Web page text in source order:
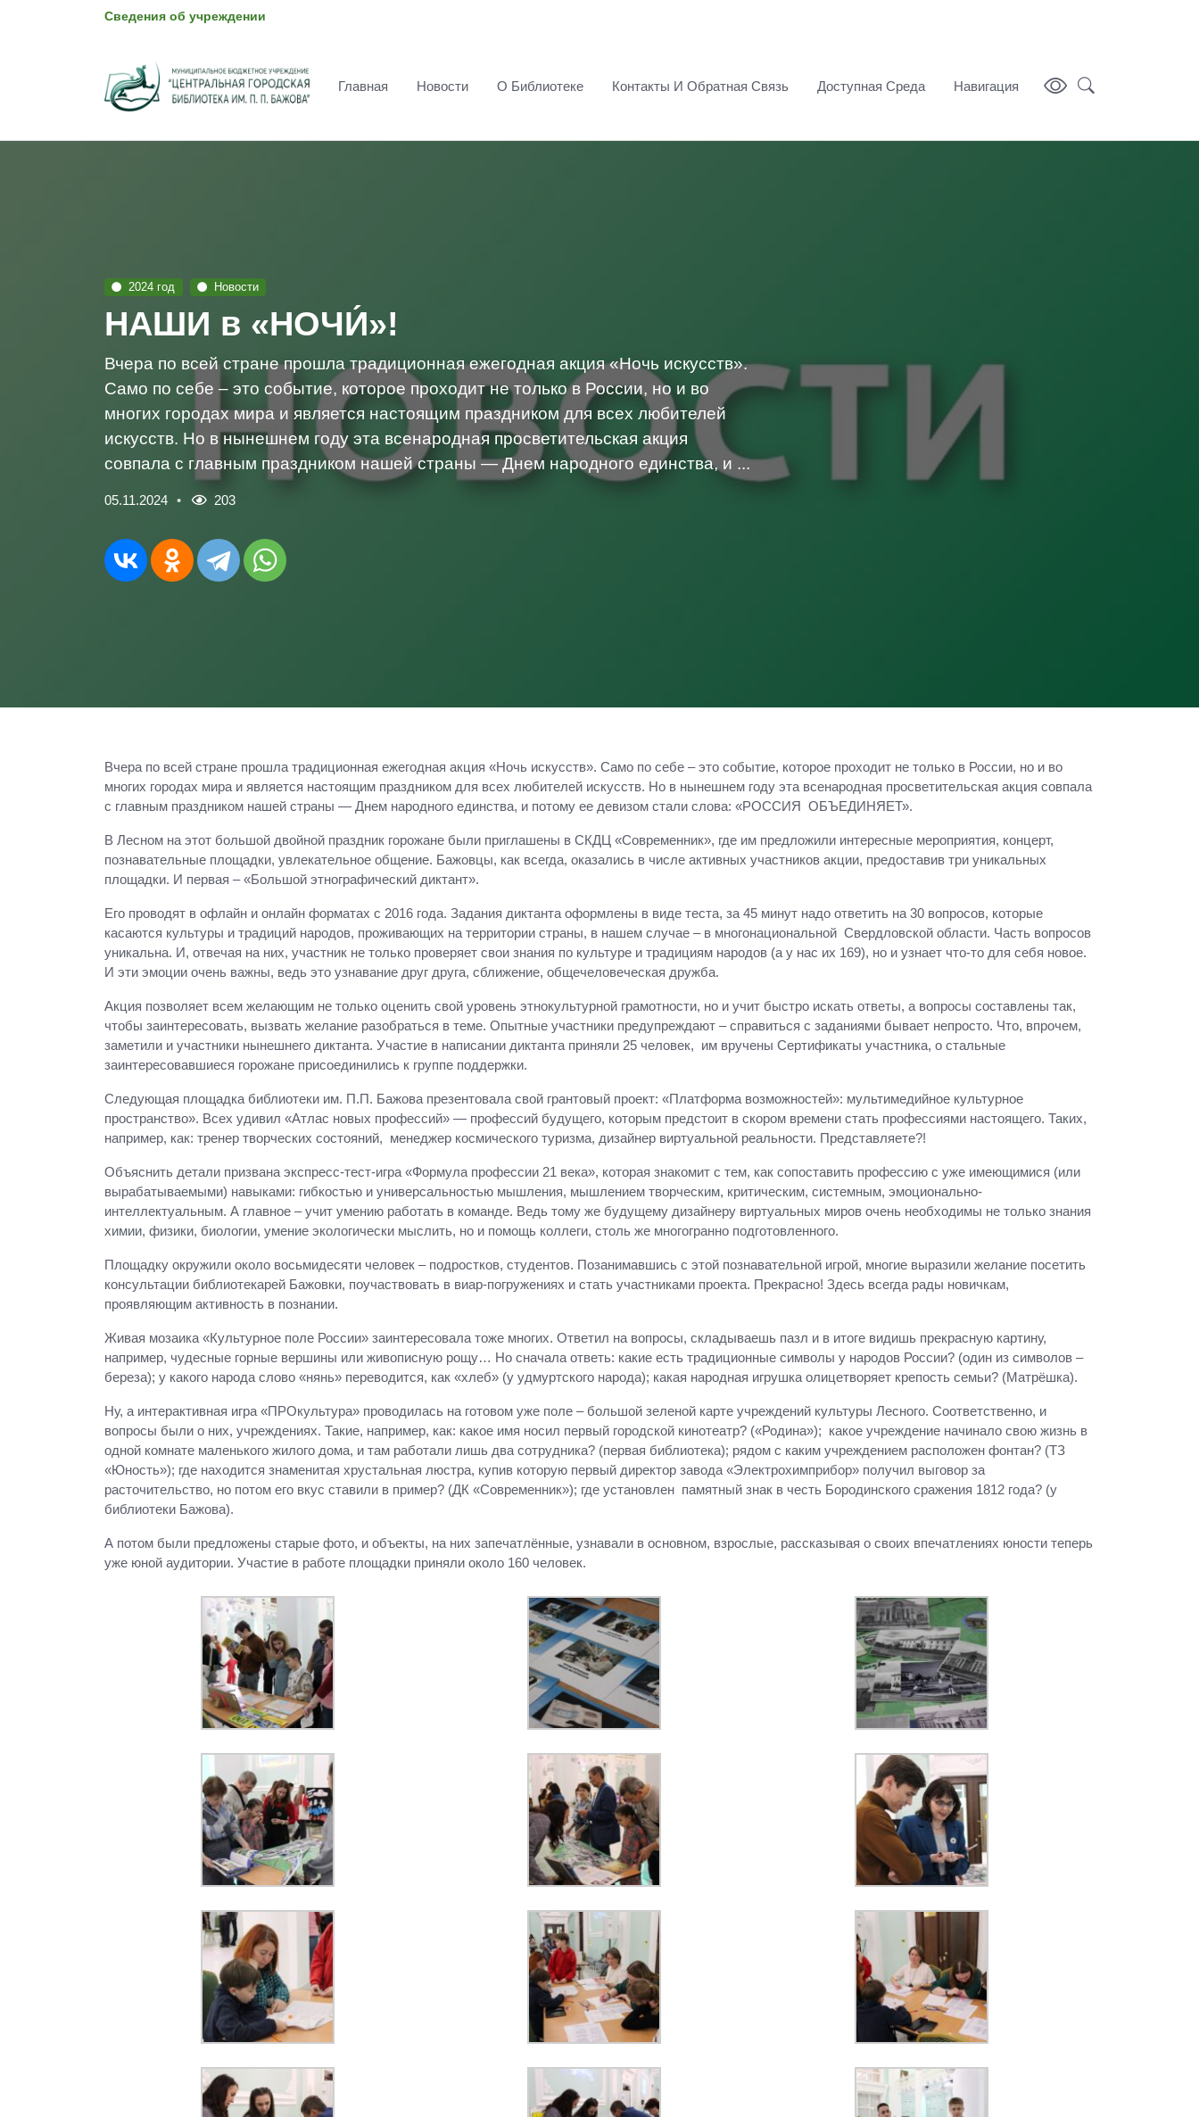
Сведения об учреждении
Главная Новости О Библиотеке Контакты И Обратная Связь Доступная Среда Навигация
2024 год Новости
НАШИ в «НОЧИ́»!
Вчера по всей стране прошла традиционная ежегодная акция «Ночь искусств».
Само по себе – это событие, которое проходит не только в России, но и во
многих городах мира и является настоящим праздником для всех любителей
искусств. Но в нынешнем году эта всенародная просветительская акция
совпала с главным праздником нашей страны — Днем народного единства, и ...
05.11.2024 203
Вчера по всей стране прошла традиционная ежегодная акция «Ночь искусств». Само по себе – это событие, которое проходит не только в России, но и во
многих городах мира и является настоящим праздником для всех любителей искусств. Но в нынешнем году эта всенародная просветительская акция совпала
с главным праздником нашей страны — Днем народного единства, и потому ее девизом стали слова: «РОССИЯ ОБЪЕДИНЯЕТ».
В Лесном на этот большой двойной праздник горожане были приглашены в СКДЦ «Современник», где им предложили интересные мероприятия, концерт,
познавательные площадки, увлекательное общение. Бажовцы, как всегда, оказались в числе активных участников акции, предоставив три уникальных
площадки. И первая – «Большой этнографический диктант».
Его проводят в офлайн и онлайн форматах с 2016 года. Задания диктанта оформлены в виде теста, за 45 минут надо ответить на 30 вопросов, которые
касаются культуры и традиций народов, проживающих на территории страны, в нашем случае – в многонациональной Свердловской области. Часть вопросов
уникальна. И, отвечая на них, участник не только проверяет свои знания по культуре и традициям народов (а у нас их 169), но и узнает что-то для себя новое.
И эти эмоции очень важны, ведь это узнавание друг друга, сближение, общечеловеческая дружба.
Акция позволяет всем желающим не только оценить свой уровень этнокультурной грамотности, но и учит быстро искать ответы, а вопросы составлены так,
чтобы заинтересовать, вызвать желание разобраться в теме. Опытные участники предупреждают – справиться с заданиями бывает непросто. Что, впрочем,
заметили и участники нынешнего диктанта. Участие в написании диктанта приняли 25 человек, им вручены Сертификаты участника, о стальные
заинтересовавшиеся горожане присоединились к группе поддержки.
Следующая площадка библиотеки им. П.П. Бажова презентовала свой грантовый проект: «Платформа возможностей»: мультимедийное культурное
пространство». Всех удивил «Атлас новых профессий» — профессий будущего, которым предстоит в скором времени стать профессиями настоящего. Таких,
например, как: тренер творческих состояний, менеджер космического туризма, дизайнер виртуальной реальности. Представляете?!
Объяснить детали призвана экспресс-тест-игра «Формула профессии 21 века», которая знакомит с тем, как сопоставить профессию с уже имеющимися (или
вырабатываемыми) навыками: гибкостью и универсальностью мышления, мышлением творческим, критическим, системным, эмоционально-
интеллектуальным. А главное – учит умению работать в команде. Ведь тому же будущему дизайнеру виртуальных миров очень необходимы не только знания
химии, физики, биологии, умение экологически мыслить, но и помощь коллеги, столь же многогранно подготовленного.
Площадку окружили около восьмидесяти человек – подростков, студентов. Позанимавшись с этой познавательной игрой, многие выразили желание посетить
консультации библиотекарей Бажовки, поучаствовать в виар-погружениях и стать участниками проекта. Прекрасно! Здесь всегда рады новичкам,
проявляющим активность в познании.
Живая мозаика «Культурное поле России» заинтересовала тоже многих. Ответил на вопросы, складываешь пазл и в итоге видишь прекрасную картину,
например, чудесные горные вершины или живописную рощу… Но сначала ответь: какие есть традиционные символы у народов России? (один из символов –
береза); у какого народа слово «нянь» переводится, как «хлеб» (у удмуртского народа); какая народная игрушка олицетворяет крепость семьи? (Матрёшка).
Ну, а интерактивная игра «ПРОкультура» проводилась на готовом уже поле – большой зеленой карте учреждений культуры Лесного. Соответственно, и
вопросы были о них, учреждениях. Такие, например, как: какое имя носил первый городской кинотеатр? («Родина»); какое учреждение начинало свою жизнь в
одной комнате маленького жилого дома, и там работали лишь два сотрудника? (первая библиотека); рядом с каким учреждением расположен фонтан? (ТЗ
«Юность»); где находится знаменитая хрустальная люстра, купив которую первый директор завода «Электрохимприбор» получил выговор за
расточительство, но потом его вкус ставили в пример? (ДК «Современник»); где установлен памятный знак в честь Бородинского сражения 1812 года? (у
библиотеки Бажова).
А потом были предложены старые фото, и объекты, на них запечатлённые, узнавали в основном, взрослые, рассказывая о своих впечатлениях юности теперь
уже юной аудитории. Участие в работе площадки приняли около 160 человек.